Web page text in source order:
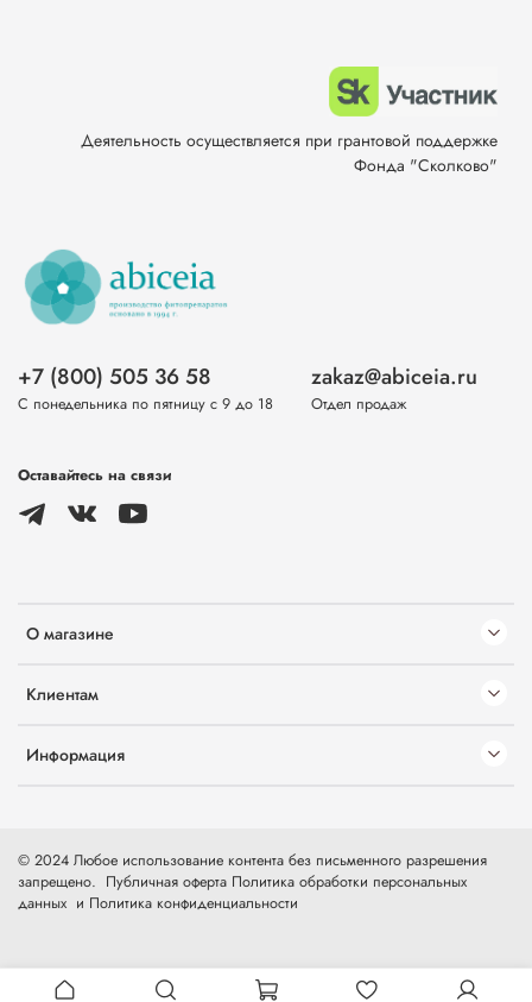
О магазине
Клиентам
Информация
+7 (800) 505 36 58
С понедельника по пятницу с 9 до 18
zakaz@abiceia.ru
Отдел продаж
Оставайтесь на связи
Деятельность осуществляется при грантовой поддержке
Фонда "Сколково"
© 2024 Любое использование контента без письменного разрешения
запрещено. Публичная оферта Политика обработки персональных
данных и Политика конфиденциальности